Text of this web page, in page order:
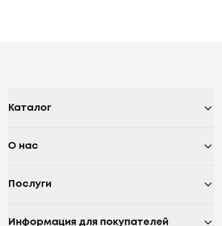
Каталог
О нас
Послуги
Информация для покупателей